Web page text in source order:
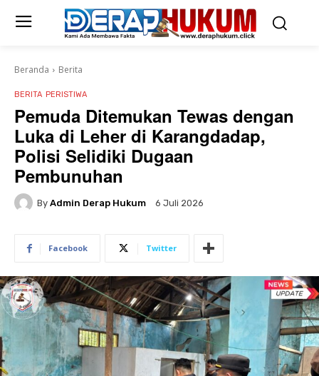
Beranda Berita
BERITA PERISTIWA
Pemuda Ditemukan Tewas dengan
Luka di Leher di Karangdadap,
Polisi Selidiki Dugaan
Pembunuhan
By Admin Derap Hukum 6 Juli 2026
Facebook Twitter